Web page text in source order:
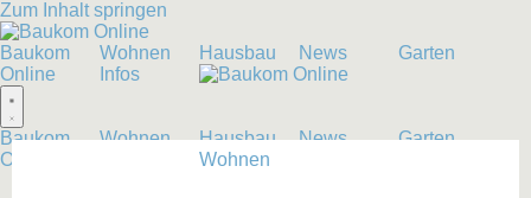
Zum Inhalt springen
Baukom
Online
Wohnen Hausbau News
Garten
Infos
Baukom
Online
Wohnen Hausbau News
Garten
Wohnen